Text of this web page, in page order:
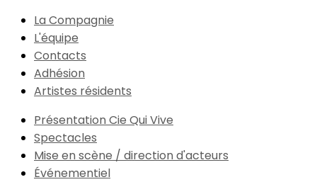
La Compagnie
L'équipe
Contacts
Adhésion
Artistes résidents
Présentation Cie Qui Vive
Spectacles
Mise en scène / direction d'acteurs
Événementiel